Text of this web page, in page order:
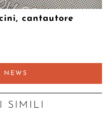
cantautore
NEWS
SIMILI